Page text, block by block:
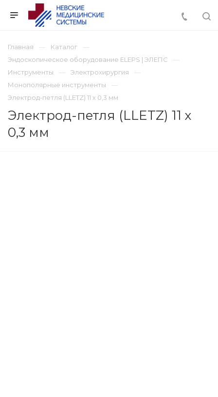
Главная
Каталог
Эндоскопическое оборудование ELEPS | ЭЛЕПС
Инструменты
Электрохирургия
Монополярные инструменты
Электрод-петля (LLETZ) 11 х 0,3 мм
Электрод-петля (LLETZ) 11 х
0,3 мм